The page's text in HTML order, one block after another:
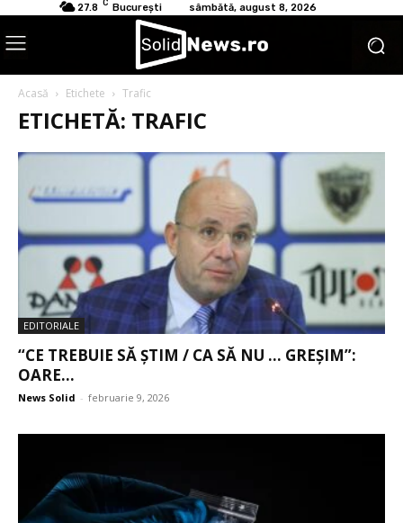
27.8 C București sâmbătă, august 8, 2026
Acasă Etichete Trafic
ETICHETĂ: TRAFIC
EDITORIALE
“CE TREBUIE SĂ ȘTIM / CA SĂ NU … GREȘIM”:
OARE...
News Solid - februarie 9, 2026